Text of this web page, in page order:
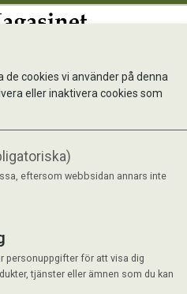
Skona
som hemlagad
de cookies vi använder på denna
eller inaktivera cookies som
eftersom webbsidan annars inte
personuppgifter för att visa dig
tjänster eller ämnen som du kan